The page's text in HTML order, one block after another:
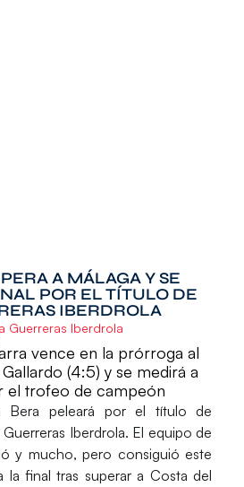
A MÁLAGA Y SE
POR EL TÍTULO DE
IBERDROLA
Guerreras Iberdrola
vence en la prórroga al
(4:5) y se medirá a
el trofeo de campeón
Bera peleará por el título de
Iberdrola. El equipo de
y mucho, pero consiguió este
la final tras superar a Costa del